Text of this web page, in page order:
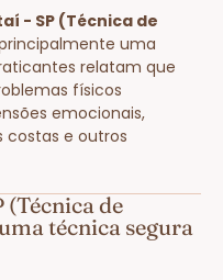
- SP (Técnica de
uma
relatam que
físicos
emocionais,
costas e outros
(Técnica de
técnica segura